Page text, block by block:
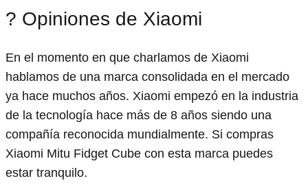
? Opiniones de Xiaomi
En el momento en que charlamos de Xiaomi
hablamos de una marca consolidada en el mercado
ya hace muchos años. Xiaomi empezó en la industria
de la tecnología hace más de 8 años siendo una
compañía reconocida mundialmente. Si compras
Xiaomi Mitu Fidget Cube con esta marca puedes
estar tranquilo.